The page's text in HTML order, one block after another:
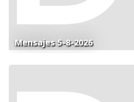
Mensajes 5-8-2026